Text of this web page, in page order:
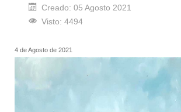
Creado: 05 Agosto 2021
Visto: 4494
4 de Agosto de 2021